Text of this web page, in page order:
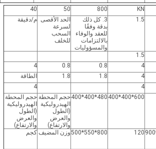
KN
800
50
40
1.5
3. كل ذلك
بدقة وفقًا
للعقد والوفاء
بالالتزامات
والمسؤوليات
الحد الأقصى
لسرعة
السحب
للخلف
م/دقيقة
1.5
4
0.8
0.8
4
4
1.8
1.8
الطاقة
4
4
600*400*400
480*400*400
حجم المحطة
الهيدروليكية
(الطول
والعرض
والارتفاع)
حجم المحطة
الهيدروليكية
(الطول
والعرض
والارتفاع)
120
800*550*500 وزن المضيف كجم